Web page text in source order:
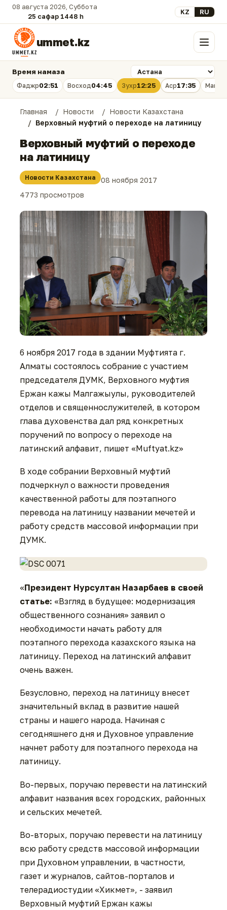
08 августа 2026, Суббота
25 сафар 1448 һ.
Выберите язык
KZ RU
ummet.kz Меню
Время намаза
Фаджр02:51 Восход04:45 Зухр12:25 Аср17:35
Главная Новости
Новости Казахстана
Верховный муфтий о переходе на латиницу
Верховный муфтий о переходе
на латиницу
Новости Казахстана
08 ноября 2017
4773 просмотров
6 ноября 2017 года в здании Муфтията г.
Алматы состоялось собрание с участием
председателя ДУМК, Верховного муфтия
Ержан кажы Малгажыулы, руководителей
отделов и священнослужителей, в котором
глава духовенства дал ряд конкретных
поручений по вопросу о переходе на
латинский алфавит, пишет «Muftyat.kz»
В ходе собрании Верховный муфтий
подчеркнул о важности проведения
качественной работы для поэтапного
перевода на латиницу названии мечетей и
работу средств массовой информации при
ДУМК.
«Президент Нурсултан Назарбаев в своей
статье: «Взгляд в будущее: модернизация
общественного сознания» заявил о
необходимости начать работу для
поэтапного перехода казахского языка на
латиницу. Переход на латинский алфавит
очень важен.
Безусловно, переход на латиницу внесет
значительный вклад в развитие нашей
страны и нашего народа. Начиная с
сегодняшнего дня и Духовное управление
начнет работу для поэтапного перехода на
латиницу.
Во-первых, поручаю перевести на латинский
алфавит названия всех городских, районных
и сельских мечетей.
Во-вторых, поручаю перевести на латиницу
всю работу средств массовой информации
при Духовном управлении, в частности,
газет и журналов, сайтов-порталов и
телерадиостудии «Хикмет», - заявил
Верховный муфтий Ержан кажы